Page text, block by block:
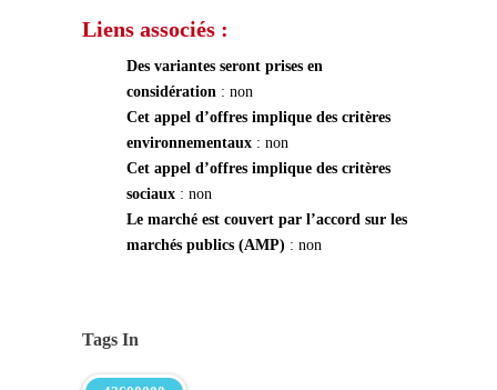
Liens associés :
Des variantes seront prises en
considération : non
Cet appel d’offres implique des critères
environnementaux : non
Cet appel d’offres implique des critères
sociaux : non
Le marché est couvert par l’accord sur les
marchés publics (AMP) : non
Tags In